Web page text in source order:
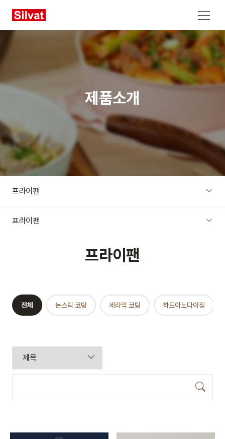
메뉴 열기
제품소개
프라이팬
프라이팬
프라이팬
전체 논스틱 코팅 세라믹 코팅 하드아노다이징
검색